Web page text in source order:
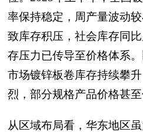
率保持稳定，周产量波动
致库存积压，社会库存同
存压力已传导至价格体系
市场镀锌板卷库存持续攀
烈，部分规格产品价格甚至
从区域布局看，华东地区